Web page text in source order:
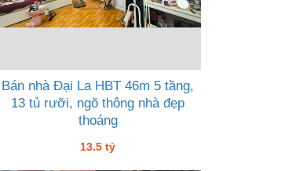
Bán nhà Đại La HBT 46m 5 tầng,
13 tủ rưỡi, ngõ thông nhà đẹp
thoáng
13.5 tỷ